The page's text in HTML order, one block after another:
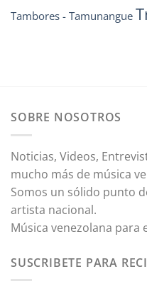
Tambores - Tamunangue
SOBRE NOSOTROS
Noticias, Videos,
mucho más de música
Somos un sólido punto
artista nacional.
Música venezolana para
SUSCRIBETE PARA